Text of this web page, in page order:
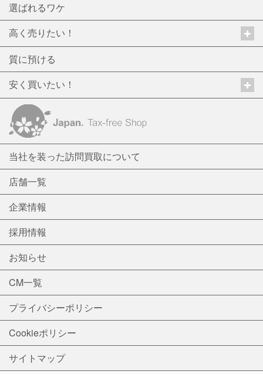
選ばれるワケ
高く売りたい！
質に預ける
安く買いたい！
当社を装った訪問買取について
店舗一覧
企業情報
採用情報
お知らせ
CM一覧
プライバシーポリシー
Cookieポリシー
サイトマップ